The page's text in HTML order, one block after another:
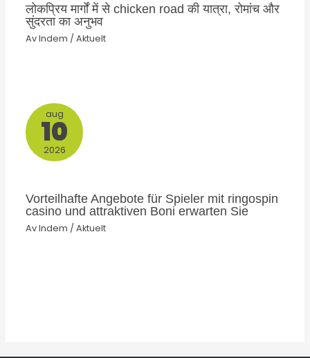
लोकप्रिय मार्गों में से chicken road की यात्रा, रोमांच और
सुंदरता का अनुभव
AvIndem /Aktuelt
aug
10
2026
Vorteilhafte Angebote für Spieler mit ringospin
casino und attraktiven Boni erwarten Sie
AvIndem /Aktuelt